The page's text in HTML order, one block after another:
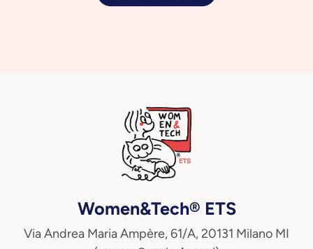
Women&Tech® ETS
Via Andrea Maria Ampère, 61/A, 20131 Milano MI